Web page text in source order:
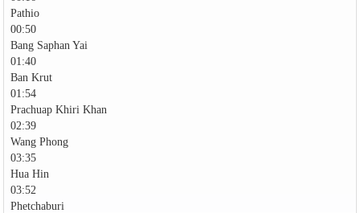
Pathio
00:50
Bang Saphan Yai
01:40
Ban Krut
01:54
Prachuap Khiri Khan
02:39
Wang Phong
03:35
Hua Hin
03:52
Phetchaburi